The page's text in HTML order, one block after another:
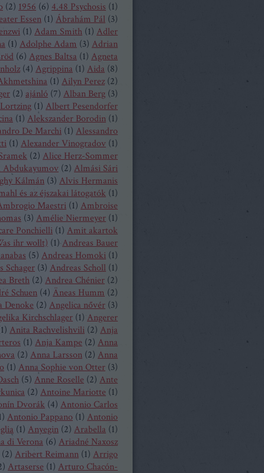
(2) 1956 (6) 4.48 Psychosis (1)
Essen (1) Ábrahám Pál (3)
(1) Adam Smith (1) Adler
(1) Adolphe Adam (3) Adrian
(6) Agnes Baltsa (1) Agneta
(4) Agrippina (1) Aida (8)
(1) Ailyn Perez (2)
(2) ajánló (7) Alban Berg (3)
(1) Albert Pesendorfer
(1) Alekszander Borodin (1)
De Marchi (1) Alessandro
(1) Alexander Vinogradov (1)
(2) Alice Herz-Sommer
(2) Almási Sári
Kálmán (3) Alvis Hermanis
és az éjszakai látogatók (1)
Maestri (1) Ambroise
(3) Amélie Niermeyer (1)
Ponchielli (1) Amit akartok
ihr wollt) (1) Andreas Bauer
(5) Andreas Homoki (1)
Schager (3) Andreas Scholl (1)
Breth (2) Andrea Chénier (2)
Schuen (4) Äneas Humm (2)
Denoke (2) Angelica nővér (3)
Kirchschlager (1) Angerer
1) Anita Rachvelishvili (2) Anja
(1) Anja Kampe (2) Anna
(2) Anna Larsson (2) Anna
(1) Anna Sophie von Otter (3)
(5) Anne Roselle (2) Ante
(2) Antoine Mariotte (1)
Dvorák (4) Antonio Carlos
) Antonio Pappano (1) Antonio
(1) Anyegin (2) Arabella (1)
di Verona (6) Ariadné Naxosz
(2) Aribert Reimann (1) Arrigo
) Artaserse (1) Arturo Chacón-